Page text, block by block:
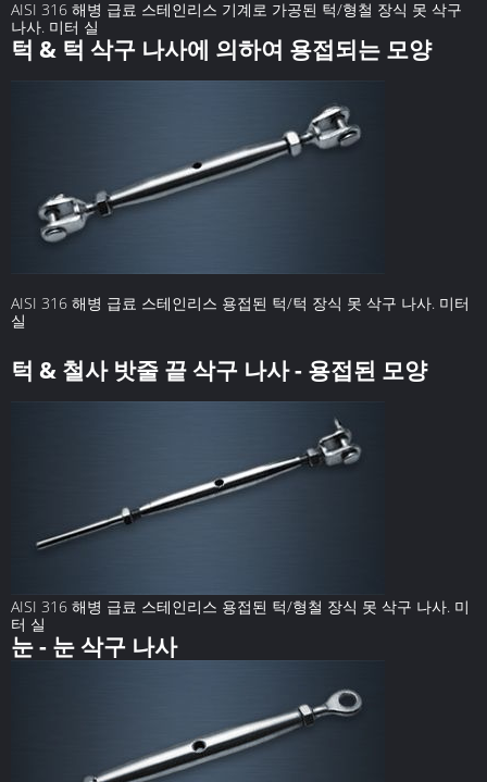
AISI 316 해병 급료 스테인리스 기계로 가공된 턱/형철 장식 못 삭구
나사. 미터 실
턱 & 턱 삭구 나사에 의하여 용접되는 모양
AISI 316 해병 급료 스테인리스 용접된 턱/턱 장식 못 삭구 나사. 미터
실
턱 & 철사 밧줄 끝 삭구 나사 - 용접된 모양
AISI 316 해병 급료 스테인리스 용접된 턱/형철 장식 못 삭구 나사. 미
터 실
눈 - 눈 삭구 나사